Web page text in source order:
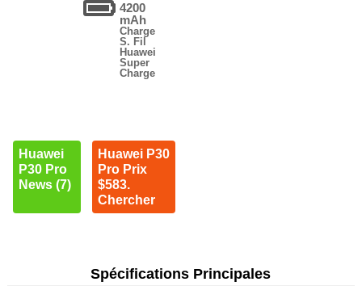
4200
mAh
Charge
S. Fil
Huawei
Super
Charge
Huawei
P30 Pro
News (7)
Huawei P30
Pro Prix
$583.
Chercher
Spécifications Principales